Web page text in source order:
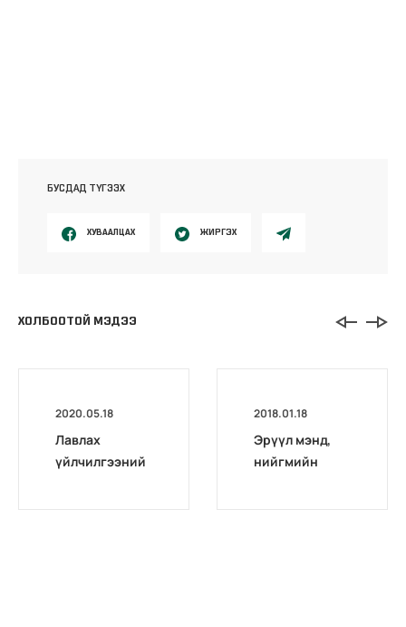
БУСДАД ТҮГЭЭХ
ХУВААЛЦАХ ЖИРГЭХ
ХОЛБООТОЙ МЭДЭЭ
2020.05.18
Лавлах
үйлчилгээний
2018.01.18
Эрүүл мэнд,
нийгмийн